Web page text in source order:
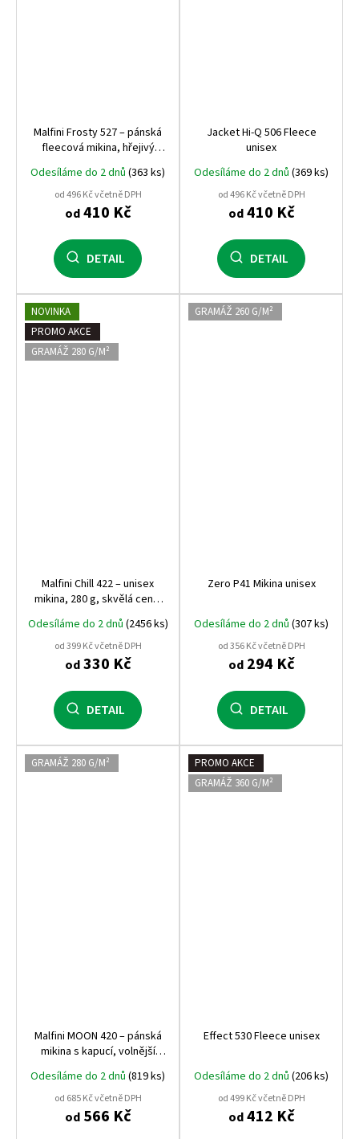
Malfini Frosty 527 – pánská
fleecová mikina, hřejivý
odolná, ideální pro firemní
textil
Odesíláme do 2 dnů (363 ks)
od 496 Kč včetně DPH
od410 Kč
DETAIL
Jacket Hi-Q 506 Fleece
unisex
Odesíláme do 2 dnů (369 ks)
od 496 Kč včetně DPH
od410 Kč
DETAIL
NOVINKA
PROMO AKCE
GRAMÁŽ 280 G/M²
Malfini Chill 422 – unisex
mikina, 280 g, skvělá cena,
kvalitní zpracování, ideální
na volnočasové nošení i
maturitní potisk
Odesíláme do 2 dnů (2456 ks)
od 399 Kč včetně DPH
od330 Kč
DETAIL
GRAMÁŽ 260 G/M²
Zero P41 Mikina unisex
Odesíláme do 2 dnů (307 ks)
od 356 Kč včetně DPH
od294 Kč
DETAIL
GRAMÁŽ 280 G/M²
Malfini MOON 420 – pánská
mikina s kapucí, volnější
střih, 280 g, bez etikety,
ideální na potisk
Odesíláme do 2 dnů (819 ks)
od 685 Kč včetně DPH
od566 Kč
PROMO AKCE
GRAMÁŽ 360 G/M²
Effect 530 Fleece unisex
Odesíláme do 2 dnů (206 ks)
od 499 Kč včetně DPH
od412 Kč